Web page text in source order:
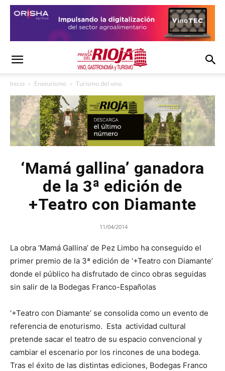
Inicio Enoturismo Turismo del vino
‘Mamá gallina’ ganadora
de la 3ª edición de
+Teatro con Diamante
11/04/2014
La obra ‘Mamá Gallina’ de Pez Limbo ha conseguido el
primer premio de la 3ª edición de ‘+Teatro con Diamante’
donde el público ha disfrutado de cinco obras seguidas
sin salir de la Bodegas Franco-Españolas
‘+Teatro con Diamante’ se consolida como un evento de
referencia de enoturismo. Esta actividad cultural
pretende sacar el teatro de su espacio convencional y
cambiar el escenario por los rincones de una bodega.
Tras el éxito de las distintas ediciones, Bodegas Franco